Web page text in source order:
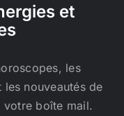
et
les
nouveautés de
votre boîte mail.